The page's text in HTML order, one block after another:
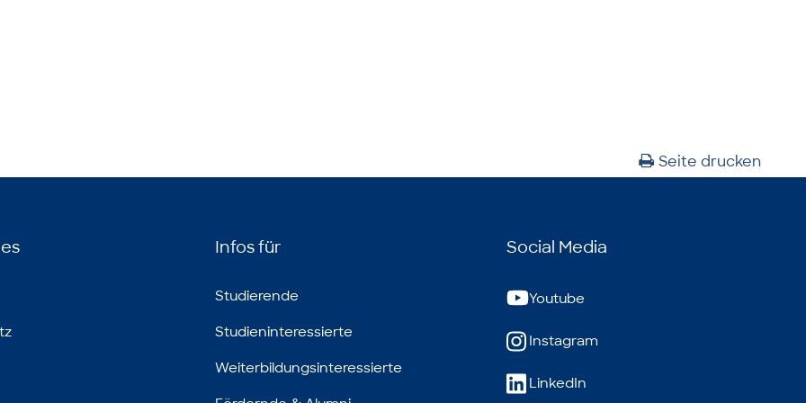
Seite drucken
Infos für
Studierende
Studieninteressierte
Weiterbildungsinteressierte
Social Media
Youtube
Instagram
LinkedIn